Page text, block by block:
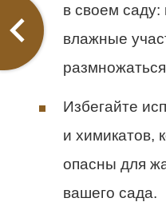
в своем
влажные
Избегайте
и химикатов,
опасны для
вашего сада.